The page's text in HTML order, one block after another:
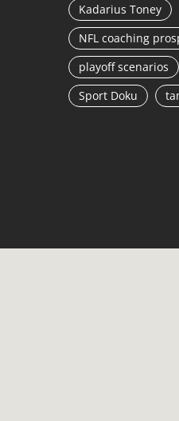
Kadarius Toney
NFL coaching
playoff scenarios
Sport Doku